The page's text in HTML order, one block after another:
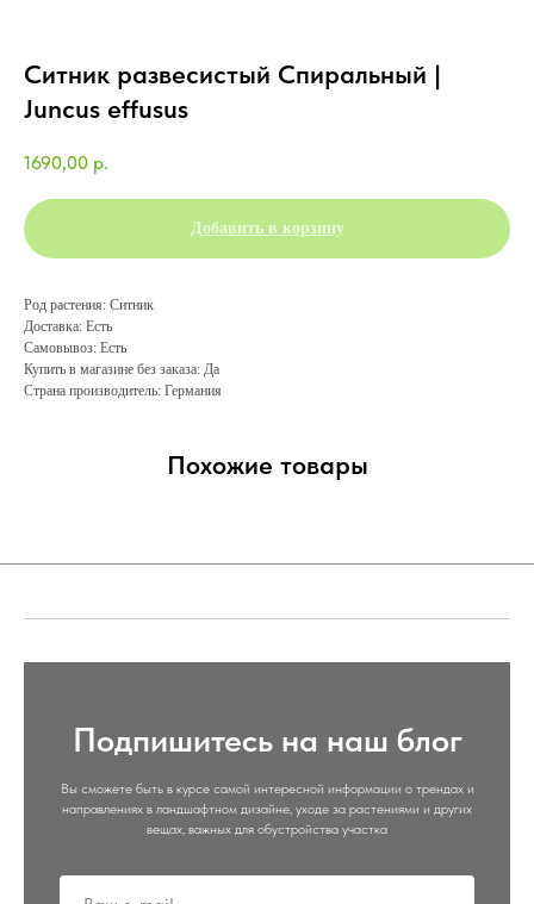
Ситник развесистый Спиральный |
Juncus effusus
1690,00 р.
Добавить в корзину
Род растения: Ситник
Доставка: Есть
Самовывоз: Есть
Купить в магазине без заказа: Да
Страна производитель: Германия
Похожие товары
Подпишитесь на наш блог
Вы сможете быть в курсе самой интересной информации о трендах и
направлениях в ландшафтном дизайне, уходе за растениями и других
вещах, важных для обустройства участка